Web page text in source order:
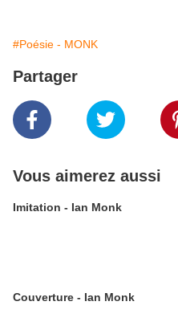
#Poésie - MONK
Partager
Vous aimerez aussi
Imitation - Ian Monk
Couverture - Ian Monk